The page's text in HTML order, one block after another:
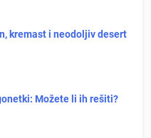
kremast i neodoljiv desert
Možete li ih rešiti?